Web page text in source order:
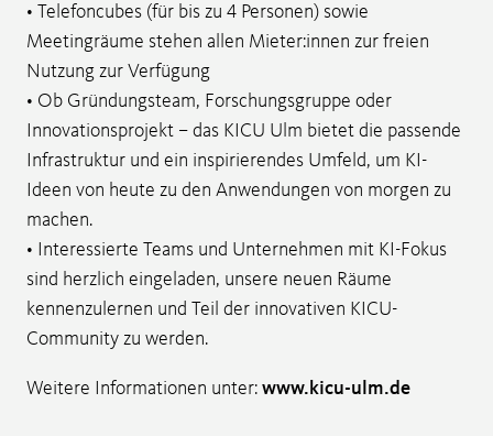
• Telefoncubes (für bis zu 4 Personen) sowie
Meetingräume stehen allen Mieter:innen zur freien
Nutzung zur Verfügung
• Ob Gründungsteam, Forschungsgruppe oder
Innovationsprojekt – das KICU Ulm bietet die passende
Infrastruktur und ein inspirierendes Umfeld, um KI-
Ideen von heute zu den Anwendungen von morgen zu
machen.
• Interessierte Teams und Unternehmen mit KI-Fokus
sind herzlich eingeladen, unsere neuen Räume
kennenzulernen und Teil der innovativen KICU-
Community zu werden.
Weitere Informationen unter: www.kicu-ulm.de